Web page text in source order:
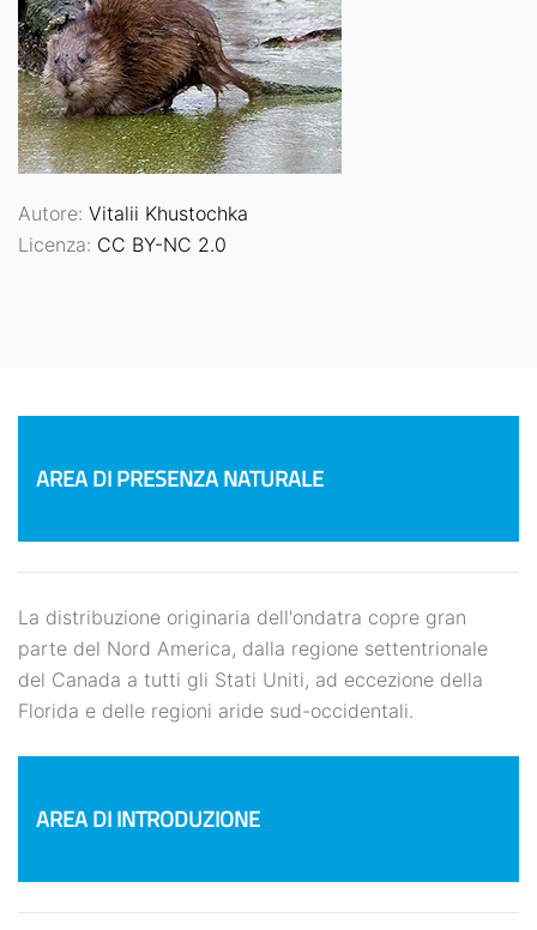
Autore: Vitalii Khustochka
Licenza: CC BY-NC 2.0
AREA DI PRESENZA NATURALE
La distribuzione originaria dell'ondatra copre gran
parte del Nord America, dalla regione settentrionale
del Canada a tutti gli Stati Uniti, ad eccezione della
Florida e delle regioni aride sud-occidentali.
AREA DI INTRODUZIONE